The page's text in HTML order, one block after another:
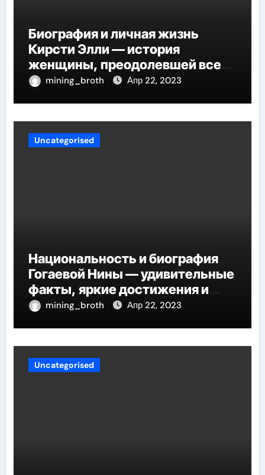
Биография и личная жизнь
Кирсти Элли — история
женщины, преодолевшей все
трудности и стала
mining_broth Апр 22, 2023
Uncategorised
Национальность и биография
Гогаевой Нины — удивительные
факты, яркие достижения и
потрясающий путь к успеху
mining_broth Апр 22, 2023
Uncategorised